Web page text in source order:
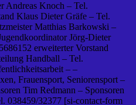
Andreas Knoch – Tel.
Klaus Dieter Gräfe – Tel.
Matthias Barkowski –
Jörg-Dieter
erweiterter Vorstand
Handball – Tel.
– –
Frauensport, Seniorensport –
Tim Redmann – Sponsoren
038459/32377 [si-contact-form